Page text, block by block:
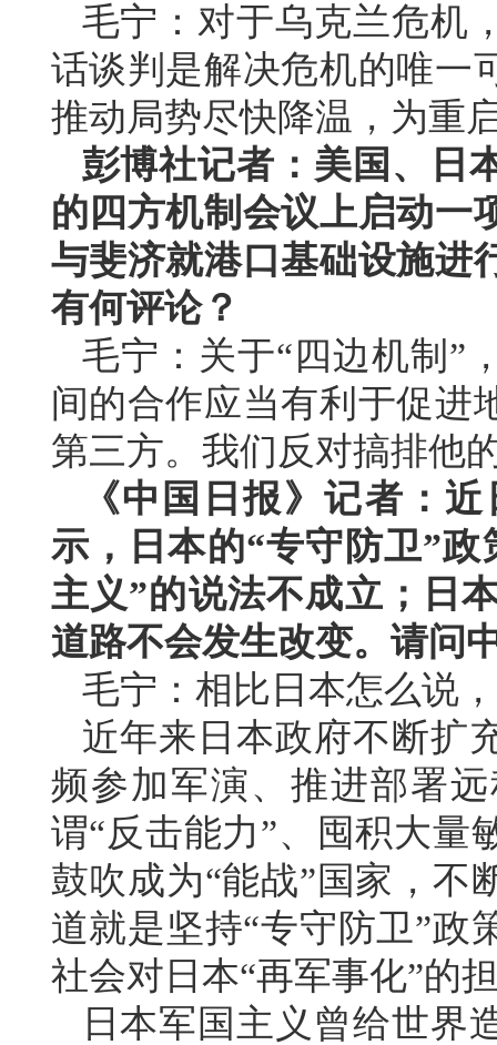
毛宁：对于乌克兰危机
话谈判是解决危机的唯一
推动局势尽快降温，为重
彭博社记者：美国、日
的四方机制会议上启动一
与斐济就港口基础设施进
有何评论？
毛宁：关于“四边机制”
间的合作应当有利于促进
第三方。我们反对搞排他
《中国日报》记者：
示，日本的“专守防卫”
主义”的说法不成立；日
道路不会发生改变。请问
毛宁：相比日本怎么说
近年来日本政府不断扩
频参加军演、推进部署
谓“反击能力”、囤积大量
鼓吹成为“能战”国家，不
道就是坚持“专守防卫”政
社会对日本“再军事化”的
日本军国主义曾给世界